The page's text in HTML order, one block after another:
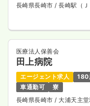
日勤のみ（パート）
給与 時給1,200円〜
時間 8:45～17:15
日曜休み
時給1,200
長崎県長崎市 / 長崎駅（
医療法人保善会
田上病院
エージェント求人 180
車通勤可
寮
長崎県長崎市/ 大浦天主